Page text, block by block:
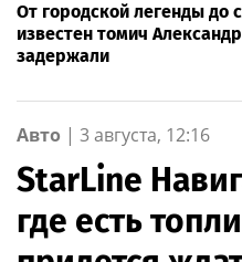
От городской легенды до
известен томич
задержали
Авто | 3 августа, 12:16
StarLine
где есть